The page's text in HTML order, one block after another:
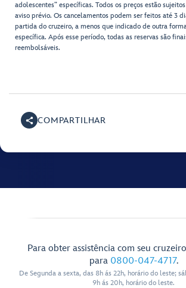
adolescentes” específicas. Todos os preços estão
aviso prévio. Os cancelamentos podem ser feitos até 3
partida do cruzeiro, a menos que indicado de outra
específica. Após esse período, todas as reservas são
reembolsáveis.
COMPARTILHAR
Para obter assistência com seu
para 0800-047-4717.
De Segunda a sexta, das 8h ás 22h, horário do leste;
9h ás 20h, horário do leste.